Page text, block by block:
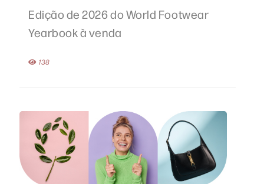
Edição de 2026 do World Footwear
Yearbook à venda
138